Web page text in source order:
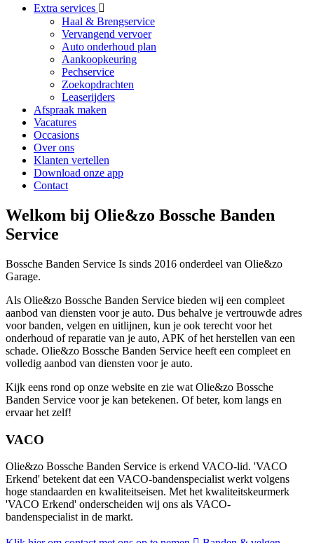
Extra services
Haal & Brengservice
Vervangend vervoer
Auto onderhoud plan
Aankoopkeuring
Pechservice
Zoekopdrachten
Leaserijders
Afspraak maken
Vacatures
Occasions
Over ons
Klanten vertellen
Download onze app
Contact
Welkom bij Olie&zo Bossche Banden
Service
Bossche Banden Service Is sinds 2016 onderdeel van Olie&zo
Garage.
Als Olie&zo Bossche Banden Service bieden wij een compleet
aanbod van diensten voor je auto. Dus behalve je vertrouwde adres
voor banden, velgen en uitlijnen, kun je ook terecht voor het
onderhoud of reparatie van je auto, APK of het herstellen van een
schade. Olie&zo Bossche Banden Service heeft een compleet en
volledig aanbod van diensten voor je auto.
Kijk eens rond op onze website en zie wat Olie&zo Bossche
Banden Service voor je kan betekenen. Of beter, kom langs en
ervaar het zelf!
VACO
Olie&zo Bossche Banden Service is erkend VACO-lid. 'VACO
Erkend' betekent dat een VACO-bandenspecialist werkt volgens
hoge standaarden en kwaliteitseisen. Met het kwaliteitskeurmerk
'VACO Erkend' onderscheiden wij ons als VACO-
bandenspecialist in de markt.